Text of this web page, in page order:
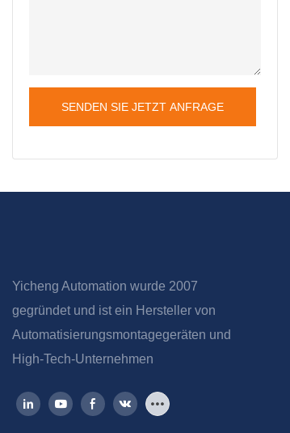
SENDEN SIE JETZT ANFRAGE
Yicheng Automation wurde 2007
gegründet und ist ein Hersteller von
Automatisierungsmontagegeräten und
High-Tech-Unternehmen